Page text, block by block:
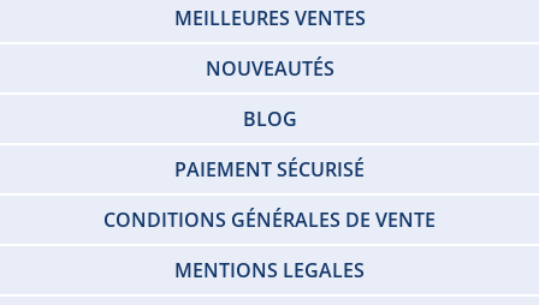
MEILLEURES VENTES
NOUVEAUTÉS
BLOG
PAIEMENT SÉCURISÉ
CONDITIONS GÉNÉRALES DE VENTE
MENTIONS LEGALES